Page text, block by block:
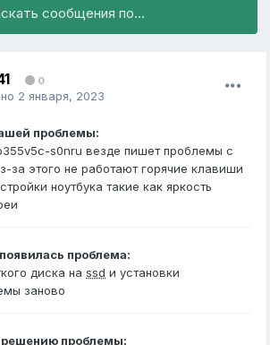
сообщения по...
0
2 января, 2023
проблемы:
s0nru везде пишет проблемы с
за этого не работают горячие клавиши
ноутбука такие как яркость
проблема:
диска на ssd и установки
заново
проблемы: